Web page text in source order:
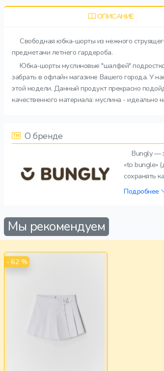
ОПИСАНИЕ
Свободная юбка-шорты из нежного
предметами летнего гардероба.
Юбка-шорты муслиновые "шалфей"
забрать в офлайн магазине Вашего города. У
этой модели. Данный продукт прекрасно
качественного материала: муслина - идеально
О бренде
Bungly —
«to bungle»
сохранять
Подробнее
Мы рекомендуем
- 62 %